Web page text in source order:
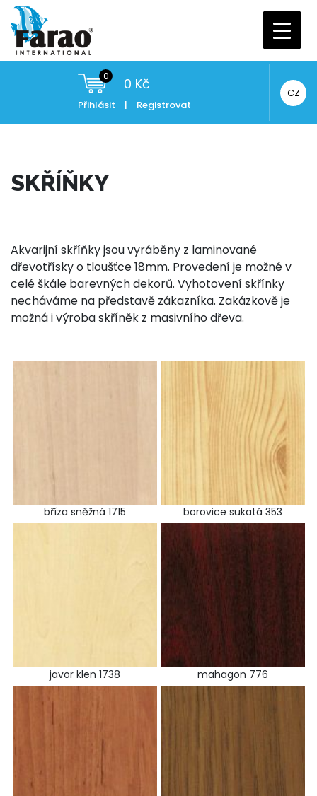
0 0 Kč
Přihlásit | Registrovat
CZ
SKŘÍŇKY
Akvarijní skříňky jsou vyráběny z laminované
dřevotřísky o tloušťce 18mm. Provedení je možné v
celé škále barevných dekorů. Vyhotovení skřínky
necháváme na představě zákazníka. Zakázkově je
možná i výroba skříněk z masivního dřeva.
bříza sněžná 1715 borovice sukatá 353
javor klen 1738 mahagon 776